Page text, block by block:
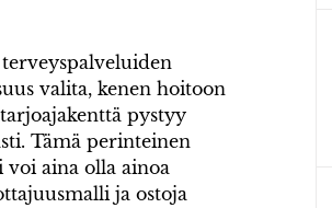
valita, kenen hoitoon
pystyy
Tämä perinteinen
aina olla ainoa
ja ostoja